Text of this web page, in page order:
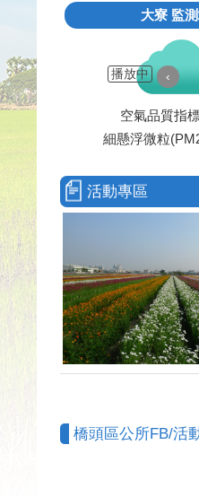
大寮 監
空氣品質指
細懸浮微粒
播放中 ‹
活動專區
橋頭區公所FB/活